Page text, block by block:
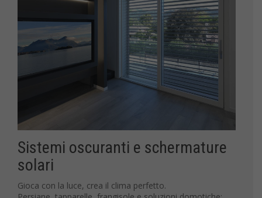
Sistemi oscuranti e schermature
solari
Gioca con la luce, crea il clima perfetto.